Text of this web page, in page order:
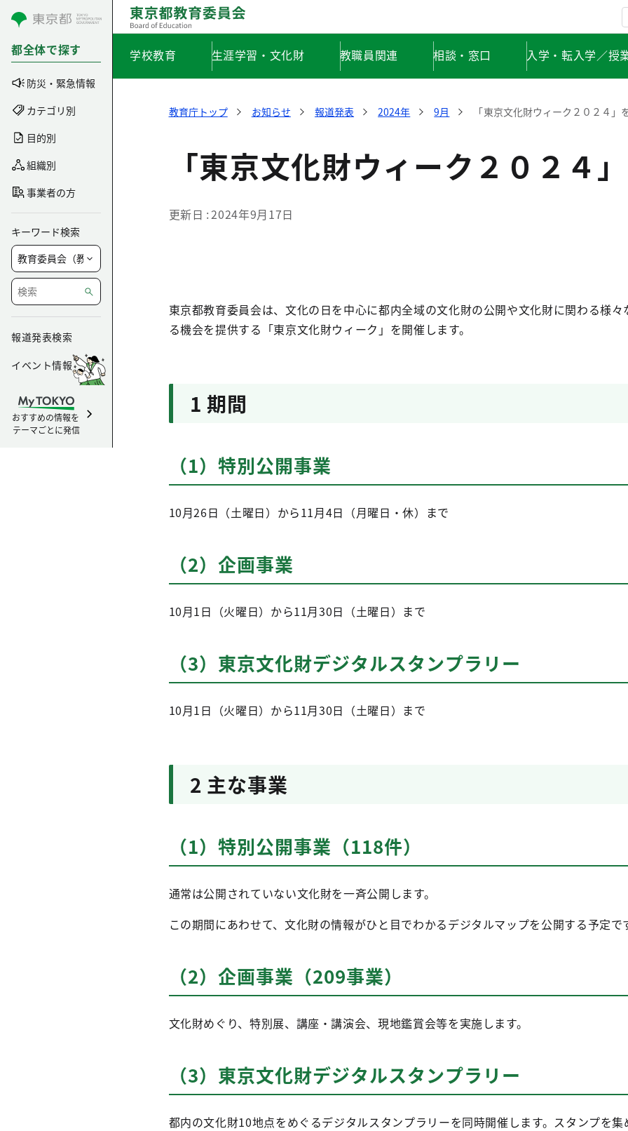
コンテンツにスキップ
都全体で探す
防災・緊急情報
カテゴリ別
目的別
組織別
事業者の方
キーワード検索
報道発表検索
イベント情報
おすすめの情報を
テーマごとに発信
学校教育 生涯学習・文化財 教職員関連 相談・窓口 入学・転入学／授
教育庁トップ お知らせ 報道発表 2024年 9月 「東京文化財ウィーク２０２４」
「東京文化財ウィーク２０２４
更新日 2024年9月17日
東京都教育委員会は、文化の日を中心に都内全域の文化財の公開や文化財に関わる様
る機会を提供する「東京文化財ウィーク」を開催します。
1 期間
（1）特別公開事業
10月26日（土曜日）から11月4日（月曜日・休）まで
（2）企画事業
10月1日（火曜日）から11月30日（土曜日）まで
（3）東京文化財デジタルスタンプラリー
10月1日（火曜日）から11月30日（土曜日）まで
2 主な事業
（1）特別公開事業（118件）
通常は公開されていない文化財を一斉公開します。
この期間にあわせて、文化財の情報がひと目でわかるデジタルマップを公開する予定で
（2）企画事業（209事業）
文化財めぐり、特別展、講座・講演会、現地鑑賞会等を実施します。
（3）東京文化財デジタルスタンプラリー
都内の文化財10地点をめぐるデジタルスタンプラリーを同時開催します。スタンプを